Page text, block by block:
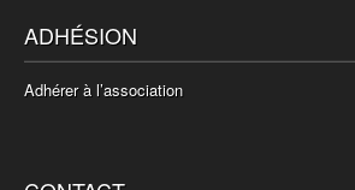
ADHÉSION
Adhérer à l’association